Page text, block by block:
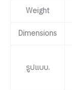
Weight
Dimensions
รูปแบบ.